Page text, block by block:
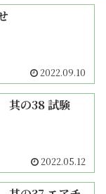
2022.09.10
其の38 試験
2022.05.12